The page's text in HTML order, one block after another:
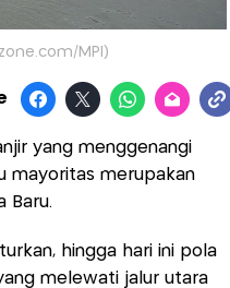
MPI)
yang menggenangi
mayoritas merupakan
Baru.
hingga hari ini pola
melewati jalur utara